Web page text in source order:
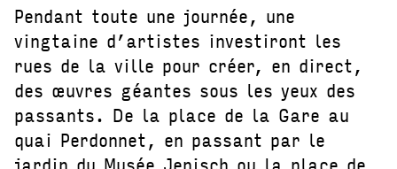
Pendant toute une journée, une
vingtaine d’artistes investiront les
rues de la ville pour créer, en direct,
des œuvres géantes sous les yeux des
passants. De la place de la Gare au
quai Perdonnet, en passant par le